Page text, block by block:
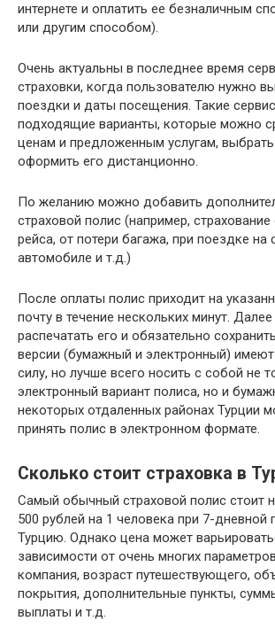
интернете и оплатить ее безналичным
или другим способом).
Очень актуальны в последнее время
страховки, когда пользователю нужно
поездки и даты посещения. Такие
подходящие варианты, которые можно
ценам и предложенным услугам,
оформить его дистанционно.
По желанию можно добавить
страховой полис (например,
рейса, от потери багажа, при поездке на
автомобиле и т.д.)
После оплаты полис приходит на
почту в течение нескольких минут.
распечатать его и обязательно
версии (бумажный и электронный)
силу, но лучше всего носить с собой не
электронный вариант полиса, но и
некоторых отдаленных районах Турции
принять полис в электронном формате.
Сколько стоит страховка в
Самый обычный страховой полис стоит
500 рублей на 1 человека при 7-дневной
Турцию. Однако цена может
зависимости от очень многих
компания, возраст путешествующего,
покрытия, дополнительные пункты,
выплаты и т.д.